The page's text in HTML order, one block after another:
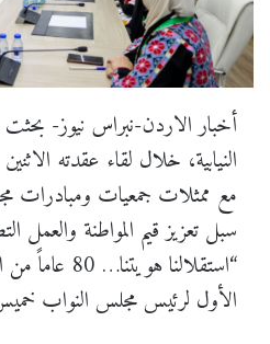
أخبار الاردن-نبراس نيوز- بحثت
النيابية، خلال لقاء عقدته
مع ممثلات جمعيات ومبادرات
سبل تعزيز قيم المواطنة والعمل
“استقلالنا
الأول لرئيس مجلس النواب